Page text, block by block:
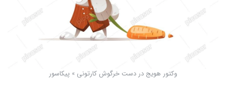
وکتور هویج در دست خرگوش کارتونی » پیکاسور